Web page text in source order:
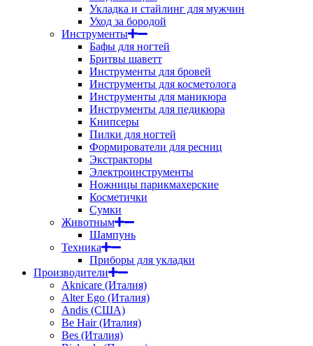
Укладка и стайлинг для мужчин
Уход за бородой
Инструменты
Бафы для ногтей
Бритвы шаветт
Инструменты для бровей
Инструменты для косметолога
Инструменты для маникюра
Инструменты для педикюра
Книпсеры
Пилки для ногтей
Формирователи для ресниц
Экстракторы
Электроинструменты
Ножницы парикмахерские
Косметички
Сумки
Животным
Шампунь
Техника
Приборы для укладки
Производители
Aknicare (Италия)
Alter Ego (Италия)
Andis (США)
Be Hair (Италия)
Bes (Италия)